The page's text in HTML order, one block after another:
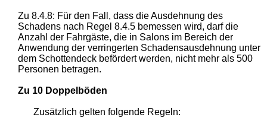
Zu 8.4.8: Für den Fall, dass die Ausdehnung des
Schadens nach Regel 8.4.5 bemessen wird, darf die
Anzahl der Fahrgäste, die in Salons im Bereich der
Anwendung der verringerten Schadensausdehnung unter
dem Schottendeck befördert werden, nicht mehr als 500
Personen betragen.
Zu 10 Doppelböden
Zusätzlich gelten folgende Regeln: